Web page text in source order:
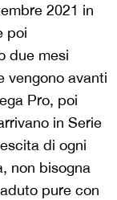
2021 in
poi
due mesi
vengono avanti
Pro, poi
in Serie
di ogni
non bisogna
pure con